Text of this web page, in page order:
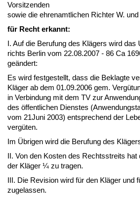
Vor­sit­zen­den
so­wie die eh­ren­amt­li­chen Rich­ter W. und
für Recht er­kannt:
I. Auf die Be­ru­fung des Klägers wird
richts Ber­lin vom 22.08.2007 - 86 Ca
geändert:
Es wird fest­ge­stellt, dass die Be­klag­te
Kläger ab dem 01.09.2006 gem.
in Ver­bin­dung mit dem TV zur
des öffent­li­chen Diens­tes
vom 21Juni 2003) ent­spre­chend der
vergüten.
Im Übri­gen wird die Be­ru­fung des
II. Von den Kos­ten des Rechts­streits
der Kläger ¼ zu tra­gen.
III. Die Re­vi­si­on wird für den Kläger und
zu­ge­las­sen.